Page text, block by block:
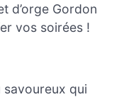
d’orge Gordon
vos soirées !
savoureux qui